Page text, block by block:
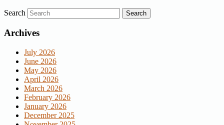
Search
Archives
July 2026
June 2026
May 2026
April 2026
March 2026
February 2026
January 2026
December 2025